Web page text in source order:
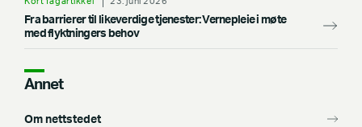
Fra barrierer til likeverdige tjenester: Vernepleie i møte
med flyktningers behov
Annet
Om nettstedet